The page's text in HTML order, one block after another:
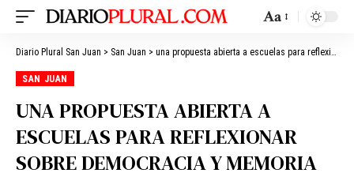
Aa
Diario Plural San Juan > San Juan > una propuesta abierta a escuelas para reflexionar sobre democracia y memoria
SAN JUAN
UNA PROPUESTA ABIERTA A
ESCUELAS PARA REFLEXIONAR
SOBRE DEMOCRACIA Y MEMORIA